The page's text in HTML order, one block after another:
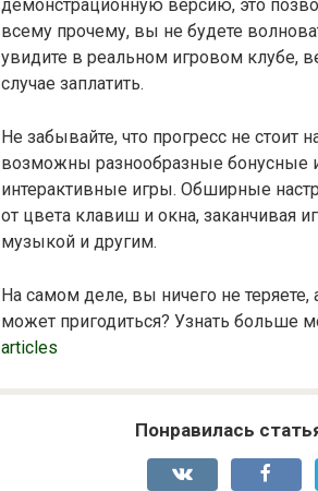
демонстрационную версию, это
всему прочему, вы не будете
увидите в реальном игровом клубе,
случае заплатить.
Не забывайте, что прогресс не
возможны разнообразные бонусные
интерактивные игры. Обширные
от цвета клавиш и окна, заканчивая
музыкой и другим.
На самом деле, вы ничего не теряете,
может пригодиться? Узнать больше
articles
Понравилась